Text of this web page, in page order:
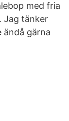
med fria
Jag tänker
ändå gärna